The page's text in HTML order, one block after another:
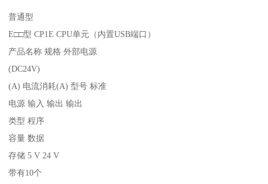
普通型
E□□型 CP1E CPU单元（内置USB端口）
产品名称 规格 外部电源
(DC24V)
(A) 电流消耗(A) 型号 标准
电源 输入 输出 输出
类型 程序
容量 数据
存储 5 V 24 V
带有10个